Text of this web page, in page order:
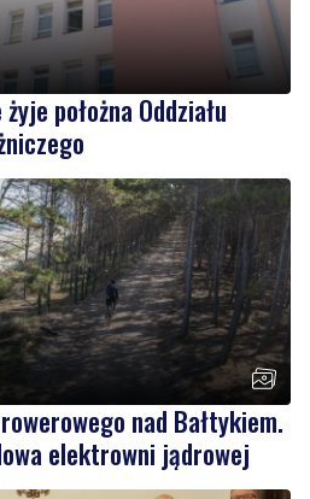
położna Oddziału
nad Bałtykiem.
elektrowni jądrowej